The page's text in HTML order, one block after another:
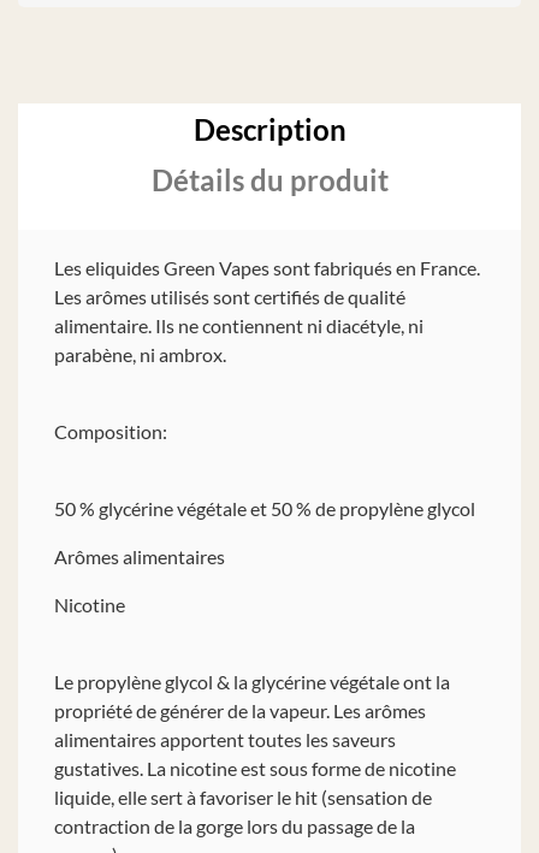
Description
Détails du produit
Les eliquides Green Vapes sont fabriqués en France.
Les arômes utilisés sont certifiés de qualité
alimentaire. Ils ne contiennent ni diacétyle, ni
parabène, ni ambrox.
Composition:
50 % glycérine végétale et 50 % de propylène glycol
Arômes alimentaires
Nicotine
Le propylène glycol & la glycérine végétale ont la
propriété de générer de la vapeur. Les arômes
alimentaires apportent toutes les saveurs
gustatives. La nicotine est sous forme de nicotine
liquide, elle sert à favoriser le hit (sensation de
contraction de la gorge lors du passage de la